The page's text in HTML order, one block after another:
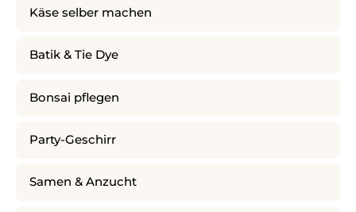
Käse selber machen
Batik & Tie Dye
Bonsai pflegen
Party-Geschirr
Samen & Anzucht